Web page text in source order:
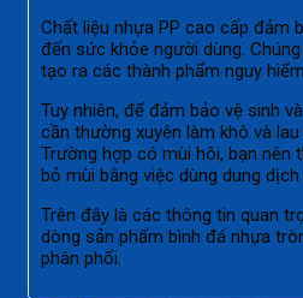
Chất liệu nhựa PP cao cấp đảm
đến sức khỏe người dùng.
tạo ra các thành phẩm nguy
Tuy nhiên, để đảm bảo vệ sinh
cần thường xuyên làm khô và
Trường hợp có mùi hôi, bạn nên
bỏ mùi bằng việc dùng dung
Trên đây là các thông tin quan
dòng sản phẩm bình đá nhựa
phân phối.